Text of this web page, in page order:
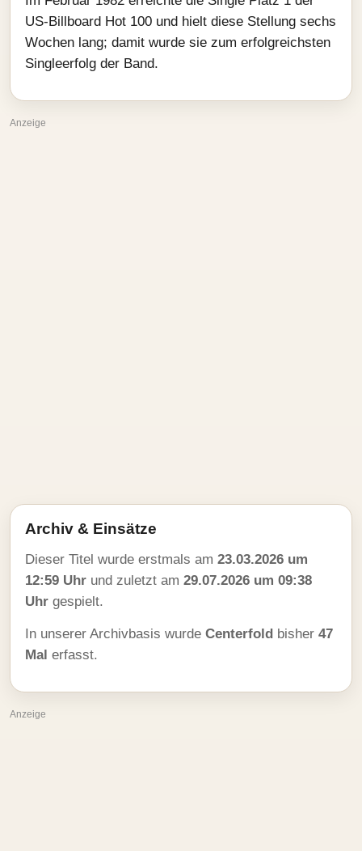
US-Billboard Hot 100 und hielt diese Stellung sechs
Wochen lang; damit wurde sie zum erfolgreichsten
Singleerfolg der Band.
Anzeige
Archiv & Einsätze
Dieser Titel wurde erstmals am 23.03.2026 um
12:59 Uhr und zuletzt am 29.07.2026 um 09:38
Uhr gespielt.
In unserer Archivbasis wurde Centerfold bisher 47
Mal erfasst.
Anzeige